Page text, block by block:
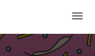
Nav